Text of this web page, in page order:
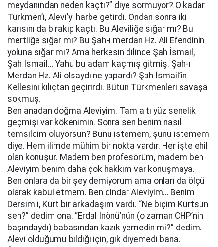
meydanından neden kaçtı?” diye sormuyor? O kadar
Türkmen’i, Alevi’yi harbe getirdi. Ondan sonra iki
karısını da bırakıp kaçtı. Bu Aleviliğe sığar mı? Bu
mertliğe sığar mı? Bu Şah-ı merdan Hz. Ali Efendinin
yoluna sığar mı? Ama herkesin dilinde Şah İsmail,
Şah İsmail... Yahu bu adam kaçmış gitmiş. Şah-ı
Merdan Hz. Ali olsaydı ne yapardı? Şah İsmail’in
Kellesini kılıçtan geçirirdi. Bütün Türkmenleri savaşa
sokmuş.
Ben anadan doğma Aleviyim. Tam altı yüz senelik
geçmişi var kökenimin. Sonra sen benim nasıl
temsilcim oluyorsun? Bunu istemem, şunu istemem
diye. Hem ilimde mühim bir nokta vardır. Her işte ehil
olan konuşur. Madem ben profesörüm, madem ben
Aleviyim benim daha çok hakkım var konuşmaya.
Ben onlara da bir şey demiyorum ama onları da ölçü
olarak kabul etmem. Ben dindar Aleviyim… Benim
Dersimli, Kürt bir arkadaşım vardı. “Ne biçim Kürtsün
sen?” dedim ona. “Erdal İnönü’nün (o zaman CHP’nin
başındaydı) babasından kazık yemedin mi?” dedim.
Alevi olduğumu bildiği için, gık diyemedi bana.